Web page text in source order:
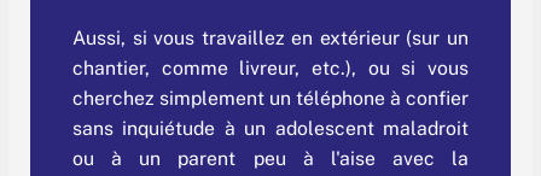
Aussi, si vous travaillez en extérieur (sur un
chantier, comme livreur, etc.), ou si vous
cherchez simplement un téléphone à confier
sans inquiétude à un adolescent maladroit
ou à un parent peu à l'aise avec la